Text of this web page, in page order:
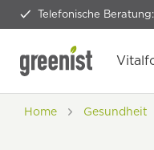
Telefonische
Home Gesundheit